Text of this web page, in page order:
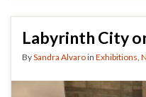
Labyrinth City
BySandra Alvaroin Exhibitions,